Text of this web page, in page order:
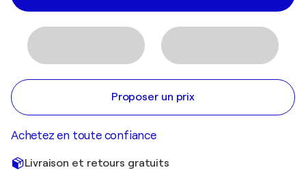
Proposer un prix
Achetez en toute confiance
Livraison et retours gratuits